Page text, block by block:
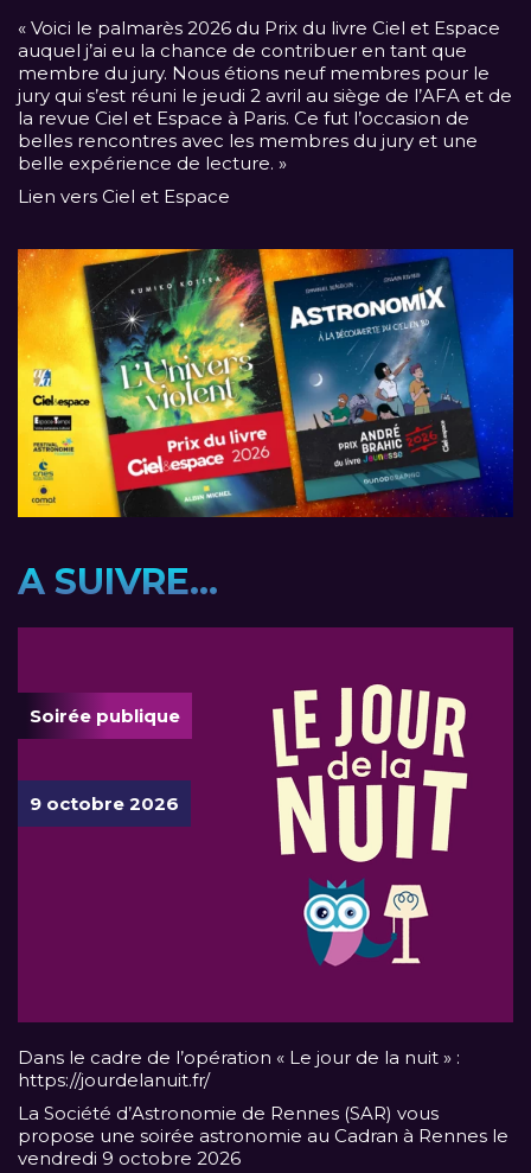
« Voici le palmarès 2026 du Prix du livre Ciel et Espace
auquel j’ai eu la chance de contribuer en tant que
membre du jury. Nous étions neuf membres pour le
jury qui s’est réuni le jeudi 2 avril au siège de l’AFA et de
la revue Ciel et Espace à Paris. Ce fut l’occasion de
belles rencontres avec les membres du jury et une
belle expérience de lecture. »
Lien vers Ciel et Espace
A SUIVRE...
Soirée publique
9 octobre 2026
Dans le cadre de l’opération « Le jour de la nuit » :
https://jourdelanuit.fr/
La Société d’Astronomie de Rennes (SAR) vous
propose une soirée astronomie au Cadran à Rennes le
vendredi 9 octobre 2026